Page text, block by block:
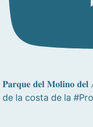
𝐏𝐚𝐫𝐪𝐮𝐞 𝐝𝐞𝐥 𝐌𝐨𝐥𝐢𝐧𝐨
de la costa de la